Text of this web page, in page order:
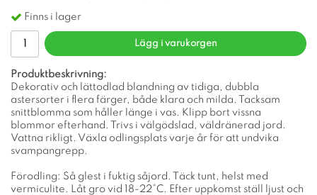
Finns i lager
Lägg i varukorgen
Produktbeskrivning:
Dekorativ och lättodlad blandning av tidiga, dubbla
astersorter i flera färger, både klara och milda. Tacksam
snittblomma som håller länge i vas. Klipp bort vissna
blommor efterhand. Trivs i välgödslad, väldränerad jord.
Vattna rikligt. Växla odlingsplats varje år för att undvika
svampangrepp.
Förodling: Så glest i fuktig såjord. Täck tunt, helst med
vermiculite. Låt gro vid 18-22°C. Efter uppkomst ställ ljust och